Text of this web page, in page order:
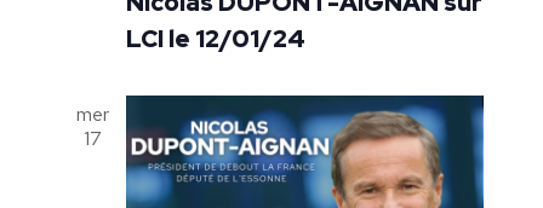
LCI le 12/01/24
mer
17